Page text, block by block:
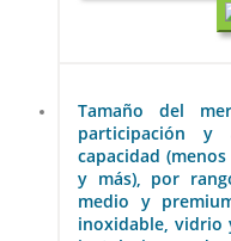
Tamaño del
participación
capacidad
y más), por
medio y
inoxidable, vidrio